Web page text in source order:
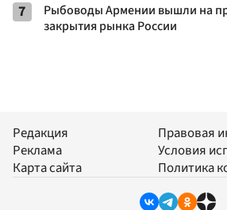
7
Рыбоводы Армении вышли на
закрытия рынка России
Редакция
Реклама
Карта сайта
Правовая
Условия
Политика